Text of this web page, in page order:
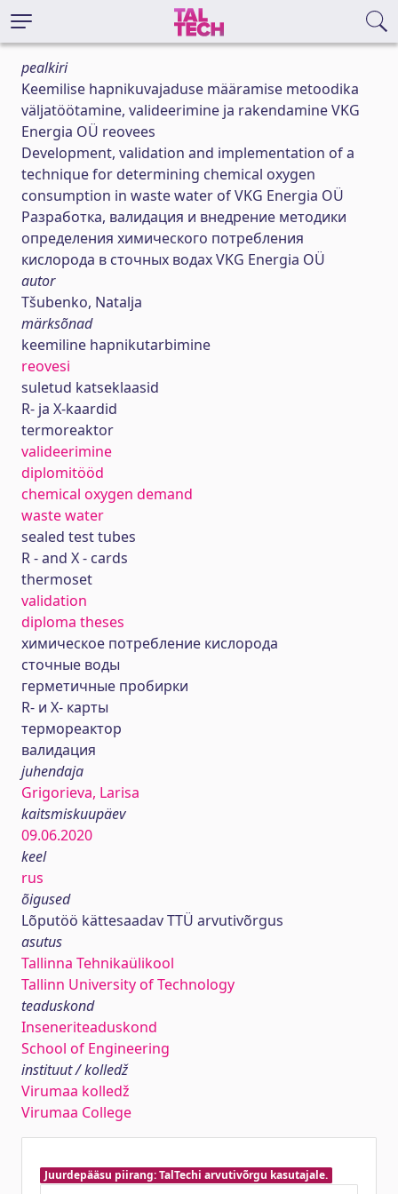
pealkiri
Keemilise hapnikuvajaduse määramise metoodika
väljatöötamine, valideerimine ja rakendamine VKG
Energia OÜ reovees
Development, validation and implementation of a
technique for determining chemical oxygen
consumption in waste water of VKG Energia OÜ
Разработка, валидация и внедрение методики
определения химического потребления
кислорода в сточных водах VKG Energia OÜ
autor
Tšubenko, Natalja
märksõnad
keemiline hapnikutarbimine
reovesi
suletud katseklaasid
R- ja X-kaardid
termoreaktor
valideerimine
diplomitööd
chemical oxygen demand
waste water
sealed test tubes
R - and X - cards
thermoset
validation
diploma theses
химическое потребление кислорода
сточные воды
герметичные пробирки
R- и X- карты
термореактор
валидация
juhendaja
Grigorieva, Larisa
kaitsmiskuupäev
09.06.2020
keel
rus
õigused
Lõputöö kättesaadav TTÜ arvutivõrgus
asutus
Tallinna Tehnikaülikool
Tallinn University of Technology
teaduskond
Inseneriteaduskond
School of Engineering
instituut / kolledž
Virumaa kolledž
Virumaa College
Juurdepääsu piirang: TalTechi arvutivõrgu kasutajale.